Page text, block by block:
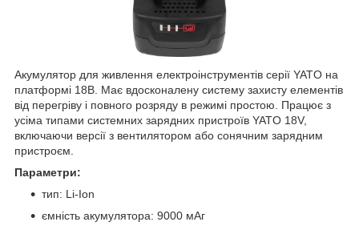
Акумулятор для живлення електроінструментів серії YATO на
платформі 18В. Має вдосконалену систему захисту елементів
від перегріву і повного розряду в режимі простою. Працює з
усіма типами системних зарядних пристроїв YATO 18V,
включаючи версії з вентилятором або сонячним зарядним
пристроєм.
Параметри:
тип: Li-Ion
ємність акумулятора: 9000 мАг